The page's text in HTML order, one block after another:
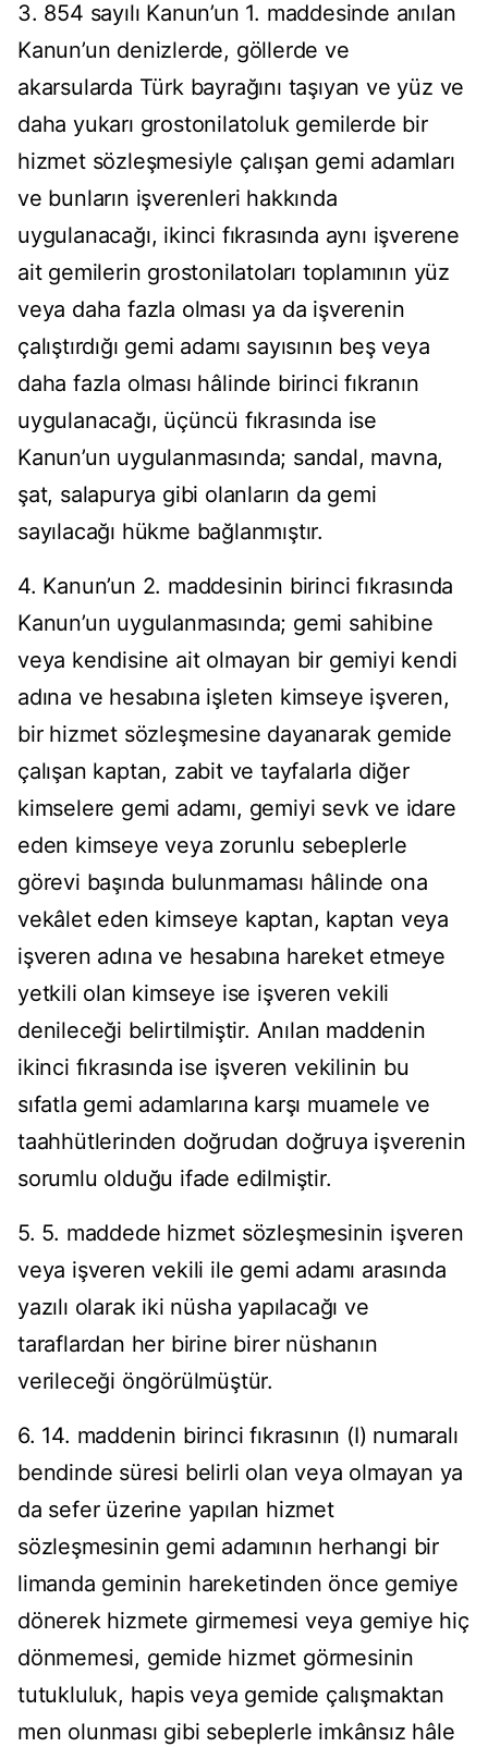
3. 854 sayılı Kanun’un 1. maddesinde anılan
Kanun’un denizlerde, göllerde ve
akarsularda Türk bayrağını taşıyan ve yüz ve
daha yukarı grostonilatoluk gemilerde bir
hizmet sözleşmesiyle çalışan gemi adamları
ve bunların işverenleri hakkında
uygulanacağı, ikinci fıkrasında aynı işverene
ait gemilerin grostonilatoları toplamının yüz
veya daha fazla olması ya da işverenin
çalıştırdığı gemi adamı sayısının beş veya
daha fazla olması hâlinde birinci fıkranın
uygulanacağı, üçüncü fıkrasında ise
Kanun’un uygulanmasında; sandal, mavna,
şat, salapurya gibi olanların da gemi
sayılacağı hükme bağlanmıştır.
4. Kanun’un 2. maddesinin birinci fıkrasında
Kanun’un uygulanmasında; gemi sahibine
veya kendisine ait olmayan bir gemiyi kendi
adına ve hesabına işleten kimseye işveren,
bir hizmet sözleşmesine dayanarak gemide
çalışan kaptan, zabit ve tayfalarla diğer
kimselere gemi adamı, gemiyi sevk ve idare
eden kimseye veya zorunlu sebeplerle
görevi başında bulunmaması hâlinde ona
vekâlet eden kimseye kaptan, kaptan veya
işveren adına ve hesabına hareket etmeye
yetkili olan kimseye ise işveren vekili
denileceği belirtilmiştir. Anılan maddenin
ikinci fıkrasında ise işveren vekilinin bu
sıfatla gemi adamlarına karşı muamele ve
taahhütlerinden doğrudan doğruya işverenin
sorumlu olduğu ifade edilmiştir.
5. 5. maddede hizmet sözleşmesinin işveren
veya işveren vekili ile gemi adamı arasında
yazılı olarak iki nüsha yapılacağı ve
taraflardan her birine birer nüshanın
verileceği öngörülmüştür.
6. 14. maddenin birinci fıkrasının (I) numaralı
bendinde süresi belirli olan veya olmayan ya
da sefer üzerine yapılan hizmet
sözleşmesinin gemi adamının herhangi bir
limanda geminin hareketinden önce gemiye
dönerek hizmete girmemesi veya gemiye hiç
dönmemesi, gemide hizmet görmesinin
tutukluluk, hapis veya gemide çalışmaktan
men olunması gibi sebeplerle imkânsız hâle